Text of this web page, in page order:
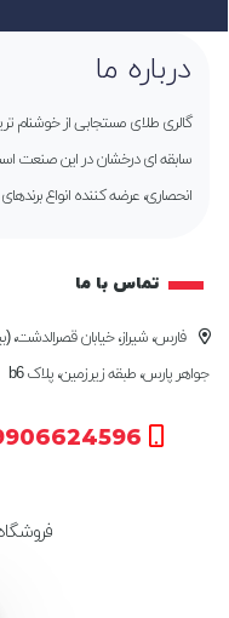
درباره ما
گالری طلای مستجابی از خوشنام
سابقه ای درخشان در این صنعت
انحصاری، عرضه کننده انواع
تماس با ما
فارس، شیراز، خیابان قصرالدشت،
جواهر پارس، طبقه زیرزمین، پلاک b6